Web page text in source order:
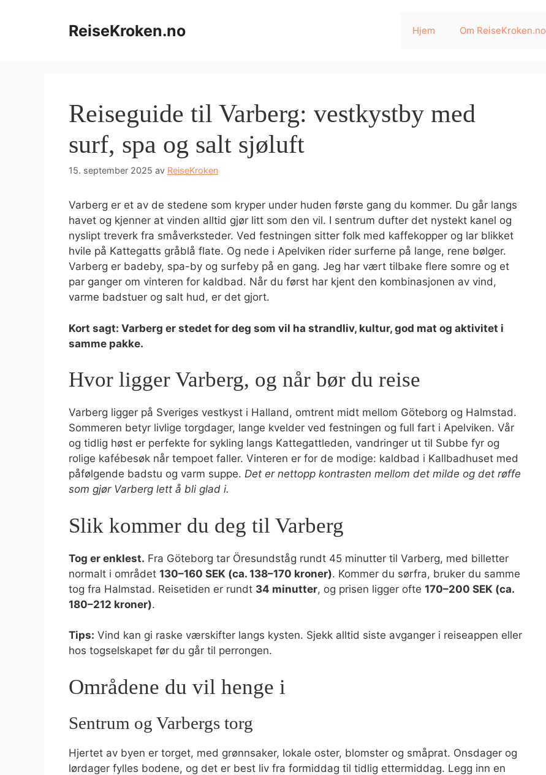
ReiseKroken.no Hjem Om ReiseKroken.no
Reiseguide til Varberg: vestkystby med
surf, spa og salt sjøluft
15. september 2025 av ReiseKroken
Varberg er et av de stedene som kryper under huden første gang du kommer. Du går langs
havet og kjenner at vinden alltid gjør litt som den vil. I sentrum dufter det nystekt kanel og
nyslipt treverk fra småverksteder. Ved festningen sitter folk med kaffekopper og lar blikket
hvile på Kattegatts gråblå flate. Og nede i Apelviken rider surferne på lange, rene bølger.
Varberg er badeby, spa-by og surfeby på en gang. Jeg har vært tilbake flere somre og et
par ganger om vinteren for kaldbad. Når du først har kjent den kombinasjonen av vind,
varme badstuer og salt hud, er det gjort.
Kort sagt: Varberg er stedet for deg som vil ha strandliv, kultur, god mat og aktivitet i
samme pakke.
Hvor ligger Varberg, og når bør du reise
Varberg ligger på Sveriges vestkyst i Halland, omtrent midt mellom Göteborg og Halmstad.
Sommeren betyr livlige torgdager, lange kvelder ved festningen og full fart i Apelviken. Vår
og tidlig høst er perfekte for sykling langs Kattegattleden, vandringer ut til Subbe fyr og
rolige kafébesøk når tempoet faller. Vinteren er for de modige: kaldbad i Kallbadhuset med
påfølgende badstu og varm suppe. Det er nettopp kontrasten mellom det milde og det røffe
som gjør Varberg lett å bli glad i.
Slik kommer du deg til Varberg
Tog er enklest. Fra Göteborg tar Öresundståg rundt 45 minutter til Varberg, med billetter
normalt i området 130–160 SEK (ca. 138–170 kroner). Kommer du sørfra, bruker du samme
tog fra Halmstad. Reisetiden er rundt 34 minutter, og prisen ligger ofte 170–200 SEK (ca.
180–212 kroner).
Tips: Vind kan gi raske værskifter langs kysten. Sjekk alltid siste avganger i reiseappen eller
hos togselskapet før du går til perrongen.
Områdene du vil henge i
Sentrum og Varbergs torg
Hjertet av byen er torget, med grønnsaker, lokale oster, blomster og småprat. Onsdager og
lørdager fylles bodene, og det er best liv fra formiddag til tidlig ettermiddag. Legg inn en